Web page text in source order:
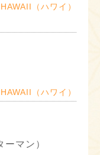
HAWAII（ハワイ）
HAWAII（ハワイ）
ーマン）